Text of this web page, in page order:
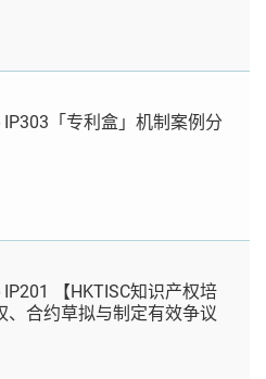
「专利盒」机制案例分
【HKTISC知识产权培
、合约草拟与制定有效争议